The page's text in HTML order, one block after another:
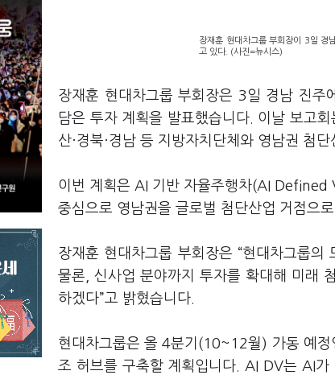
장재훈 현대차그룹 부회장이 3일 경
고 있다. (사진=뉴시스)
장재훈 현대차그룹 부회장은 3일 경남 진주
담은 투자 계획을 발표했습니다. 이날 보고
산·경북·경남 등 지방자치단체와 영남권 첨
이번 계획은 AI 기반 자율주행차(AI Defined
중심으로 영남권을 글로벌 첨단산업 거점으
장재훈 현대차그룹 부회장은 “현대차그룹
물론, 신사업 분야까지 투자를 확대해 미래
하겠다”고 밝혔습니다.
현대차그룹은 올 4분기(10~12월) 가동 예정
조 허브를 구축할 계획입니다. AI DV는 AI